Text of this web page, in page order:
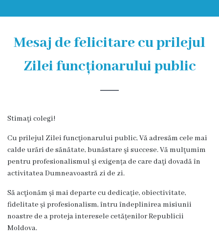
Structura,
Organigrama
efectivul
Primăriei
Dispoziţiile
primarului
Rapoartele
primarului
Mesaj de felicitare cu prilejul
Zilei funcționarului public
Stimaţi colegi!
Cu prilejul Zilei funcţionarului public, Vă adresăm cele mai
calde urări de sănătate, bunăstare şi succese. Vă mulţumim
pentru profesionalismul şi exigența de care daţi dovadă în
activitatea Dumneavoastră zi de zi.
Să acţionăm și mai departe cu dedicație, obiectivitate,
fidelitate și profesionalism, întru îndeplinirea misiunii
noastre de a proteja interesele cetățenilor Republicii
Moldova.